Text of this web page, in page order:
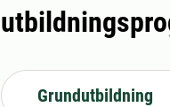
Grundutbildning